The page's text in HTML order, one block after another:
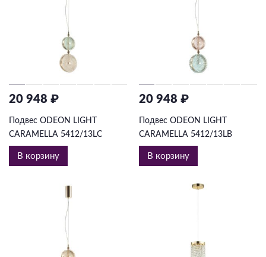
20 948 ₽
Подвес ODEON LIGHT
CARAMELLA 5412/13LC
В корзину
20 948 ₽
Подвес ODEON LIGHT
CARAMELLA 5412/13LB
В корзину